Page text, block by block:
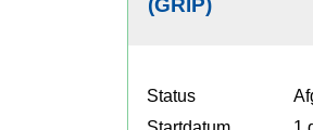
(GRIP)
Status